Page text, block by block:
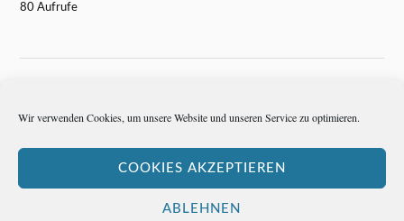
Wir verwenden Cookies, um unsere Website und unseren Service zu optimieren.
COOKIES AKZEPTIEREN
ABLEHNEN
80 Aufrufe
Autoren-Brief
Hemingways Welt